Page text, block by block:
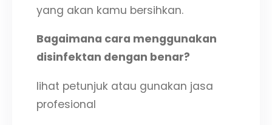
yang akan kamu bersihkan.
Bagaimana cara menggunakan
disinfektan dengan benar?
lihat petunjuk atau gunakan jasa
profesional